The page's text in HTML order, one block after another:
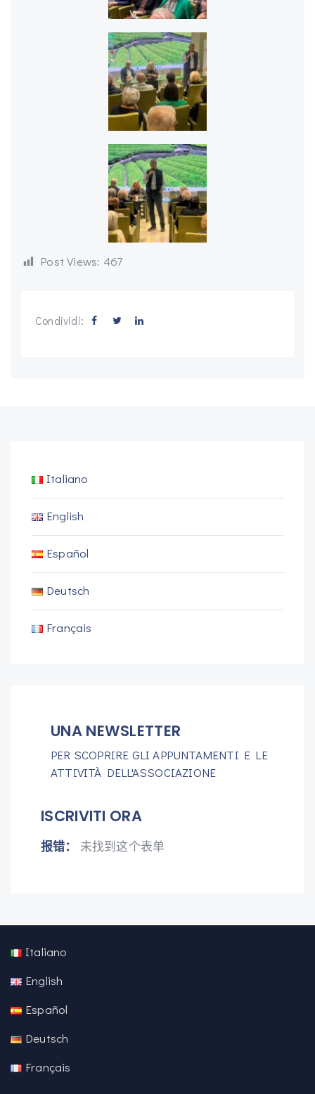
Post Views: 467
Condividi:
Italiano
English
Español
Deutsch
Français
UNA NEWSLETTER
PER SCOPRIRE GLI APPUNTAMENTI E LE
ATTIVITÀ DELL'ASSOCIAZIONE
ISCRIVITI ORA
报错： 未找到这个表单
Italiano
English
Español
Deutsch
Français